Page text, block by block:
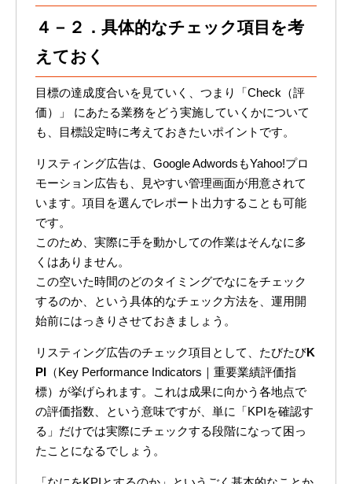
４－２．具体的なチェック項目を考
えておく
目標の達成度合いを見ていく、つまり「Check（評
価）」 にあたる業務をどう実施していくかについて
も、目標設定時に考えておきたいポイントです。
リスティング広告は、Google AdwordsもYahoo!プロ
モーション広告も、見やすい管理画面が用意されて
います。項目を選んでレポート出力することも可能
です。
このため、実際に手を動かしての作業はそんなに多
くはありません。
この空いた時間のどのタイミングでなにをチェック
するのか、という具体的なチェック方法を、運用開
始前にはっきりさせておきましょう。
リスティング広告のチェック項目として、たびたびK
PI（Key Performance Indicators｜重要業績評価指
標）が挙げられます。これは成果に向かう各地点で
の評価指数、という意味ですが、単に「KPIを確認す
る」だけでは実際にチェックする段階になって困っ
たことになるでしょう。